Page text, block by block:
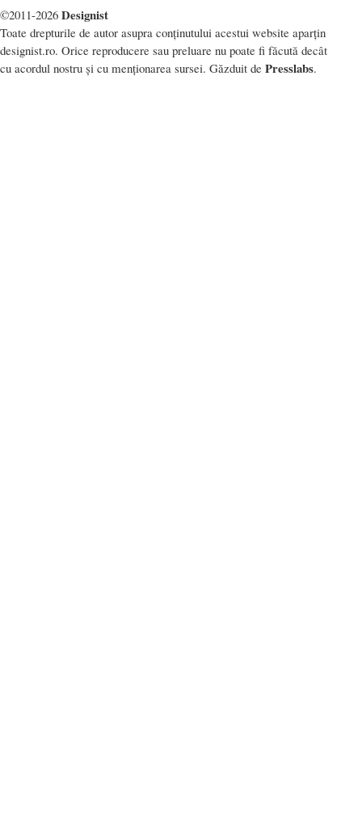
©2011-2026 Designist
Toate drepturile de autor asupra conținutului acestui website aparțin
designist.ro. Orice reproducere sau preluare nu poate fi făcută decât
cu acordul nostru și cu menționarea sursei. Găzduit de Presslabs.